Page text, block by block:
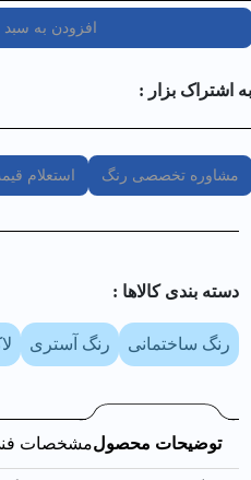
افزودن به سبد
به اشتراک بزار :
مشاوره تخصصی رنگ استعلام
دسته بندی کالا‌ها :
رنگ ساختمانی رنگ آستری
توضیحات محصولمشخصات